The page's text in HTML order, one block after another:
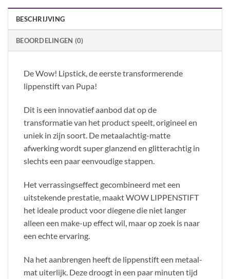
BESCHRIJVING
BEOORDELINGEN (0)
De Wow! Lipstick, de eerste transformerende
lippenstift van Pupa!
Dit is een innovatief aanbod dat op de
transformatie van het product speelt, origineel en
uniek in zijn soort. De metaalachtig-matte
afwerking wordt super glanzend en glitterachtig in
slechts een paar eenvoudige stappen.
Het verrassingseffect gecombineerd met een
uitstekende prestatie, maakt WOW LIPPENSTIFT
het ideale product voor diegene die niet langer
alleen een make-up effect wil, maar op zoek is naar
een echte ervaring.
Na het aanbrengen heeft de lippenstift een metaal-
mat uiterlijk. Deze droogt in een paar minuten tijd